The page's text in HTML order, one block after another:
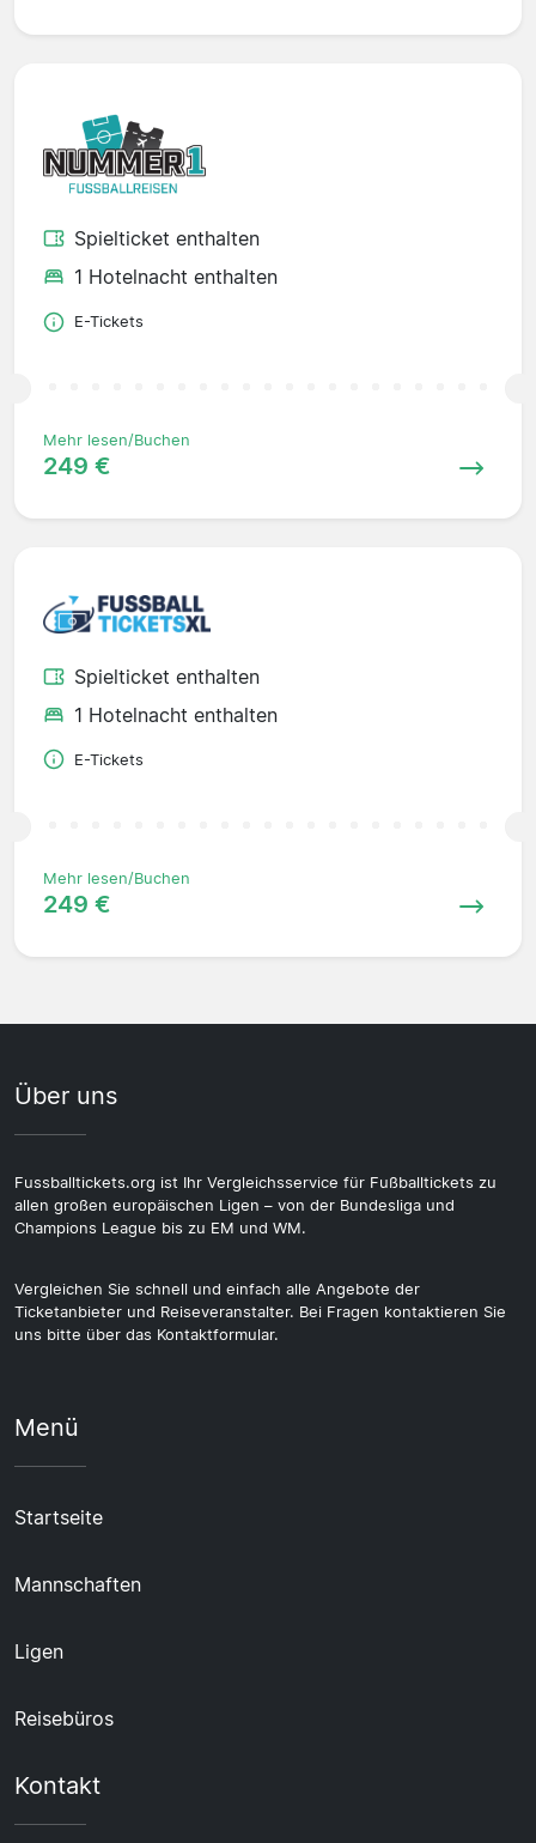
Spielticket enthalten
1 Hotelnacht enthalten
E-Tickets
Mehr lesen/Buchen
249 €
Spielticket enthalten
1 Hotelnacht enthalten
E-Tickets
Mehr lesen/Buchen
249 €
Über uns
Fussballtickets.org ist Ihr Vergleichsservice für Fußballtickets zu
allen großen europäischen Ligen – von der Bundesliga und
Champions League bis zu EM und WM.
Vergleichen Sie schnell und einfach alle Angebote der
Ticketanbieter und Reiseveranstalter. Bei Fragen kontaktieren Sie
uns bitte über das Kontaktformular.
Menü
Startseite
Mannschaften
Ligen
Reisebüros
Kontakt